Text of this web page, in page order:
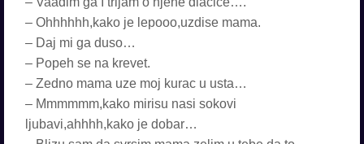
– Ohhhhhh,kako je lepooo,uzdise mama.
– Daj mi ga duso…
– Popeh se na krevet.
– Zedno mama uze moj kurac u usta…
– Mmmmmm,kako mirisu nasi sokovi
ljubavi,ahhhh,kako je dobar…